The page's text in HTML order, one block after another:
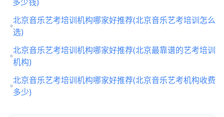
多少钱)
北京音乐艺考培训机构哪家好推荐(北京音乐艺考培训怎么
选)
北京音乐艺考培训机构哪家好推荐(北京最靠谱的艺考培训
机构)
北京音乐艺考培训机构哪家好推荐(北京音乐艺考机构收费
多少)